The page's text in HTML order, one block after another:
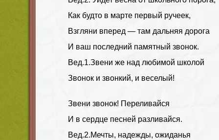
Как будто в марте первый ручеек,
Взгляни вперед — там дальняя дорога
И ваш последний памятный звонок.
Вед.1.Звени же над любимой школой
Звонок и звонкий, и веселый!
Звени звонок! Переливайся
И в сердце песней разливайся.
Вед.2.Мечты, надежды, ожиданья